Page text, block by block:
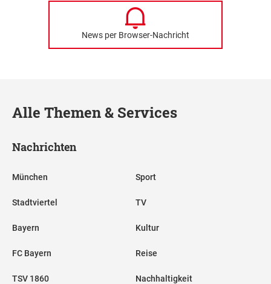
News per Browser-Nachricht
Alle Themen & Services
Nachrichten
München
Stadtviertel
Bayern
FC Bayern
TSV 1860
Sport
TV
Kultur
Reise
Nachhaltigkeit